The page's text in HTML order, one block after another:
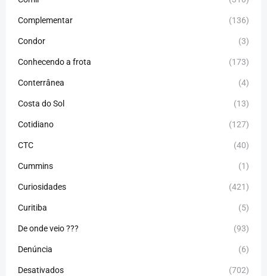
Complementar (136)
Condor (3)
Conhecendo a frota (173)
Conterrânea (4)
Costa do Sol (13)
Cotidiano (127)
CTC (40)
Cummins (1)
Curiosidades (421)
Curitiba (5)
De onde veio ??? (93)
Denúncia (6)
Desativados (702)